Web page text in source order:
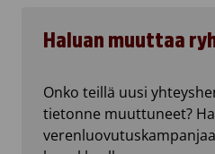
Haluan muuttaa
Onko teillä uusi
tietonne muuttuneet?